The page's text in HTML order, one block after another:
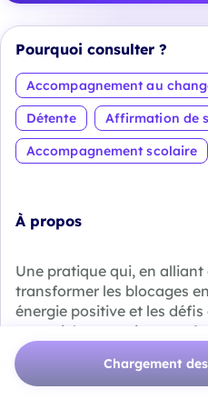
Pourquoi consulter ?
Accompagnement au
Détente
Affirmation de
Accompagnement scolaire
À propos
Une pratique qui, en
transformer les blocages
énergie positive et les
essentiel pour agir en
tensions et l’esprit.
Ma mission est claire : off...
Chargement